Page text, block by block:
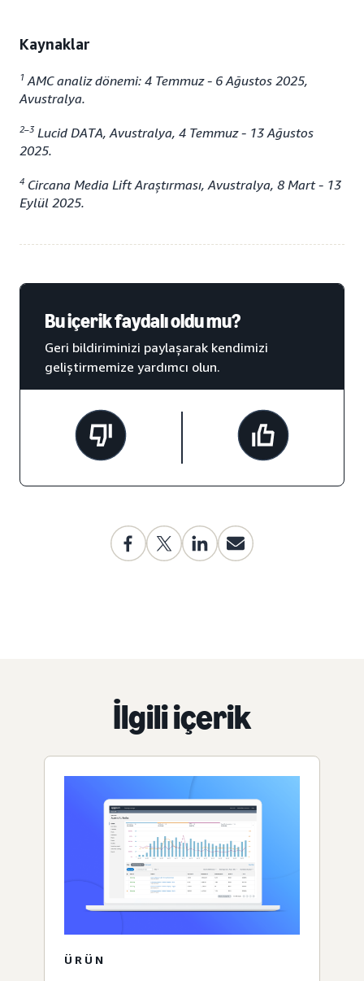
Kaynaklar
1 AMC analiz dönemi: 4 Temmuz - 6 Ağustos 2025,
Avustralya.
2–3 Lucid DATA, Avustralya, 4 Temmuz - 13 Ağustos
2025.
4 Circana Media Lift Araştırması, Avustralya, 8 Mart - 13
Eylül 2025.
Bu içerik faydalı oldu mu?
Geri bildiriminizi paylaşarak kendimizi
geliştirmemize yardımcı olun.
İlgili içerik
ÜRÜN